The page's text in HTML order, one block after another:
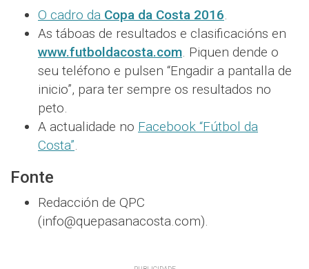
O cadro da Copa da Costa 2016
As táboas de resultados e clasificacións en
www.futboldacosta.com . Piquen dende o
seu teléfono e pulsen “Engadir a pantalla de
inicio”, para ter sempre os resultados no
peto.
A actualidade no Facebook “Fútbol da
Costa”
Fonte
Redacción de QPC
(info@quepasanacosta.com).